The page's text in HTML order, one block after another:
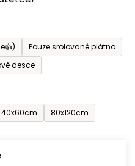
Pouze srolované plátno
desce
40x60cm 80x120cm